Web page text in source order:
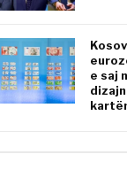
e saj